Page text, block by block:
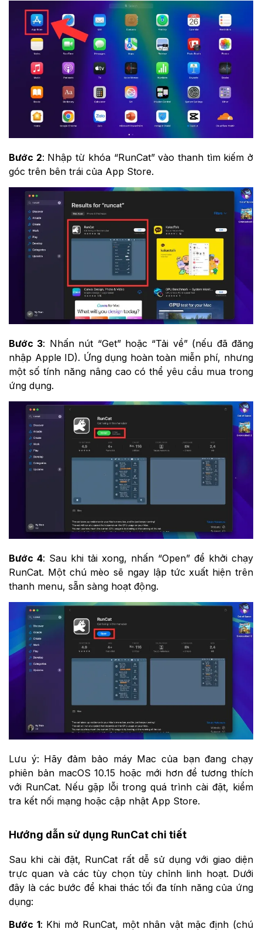
Bước 2: Nhập từ khóa “RunCat” vào thanh tìm kiếm ở
góc trên bên trái của App Store.
Bước 3: Nhấn nút “Get” hoặc “Tải về” (nếu đã đăng
nhập Apple ID). Ứng dụng hoàn toàn miễn phí, nhưng
một số tính năng nâng cao có thể yêu cầu mua trong
ứng dụng.
Bước 4: Sau khi tải xong, nhấn “Open” để khởi chạy
RunCat. Một chú mèo sẽ ngay lập tức xuất hiện trên
thanh menu, sẵn sàng hoạt động.
Lưu ý: Hãy đảm bảo máy Mac của bạn đang chạy
phiên bản macOS 10.15 hoặc mới hơn để tương thích
với RunCat. Nếu gặp lỗi trong quá trình cài đặt, kiểm
tra kết nối mạng hoặc cập nhật App Store.
Hướng dẫn sử dụng RunCat chi tiết
Sau khi cài đặt, RunCat rất dễ sử dụng với giao diện
trực quan và các tùy chọn tùy chỉnh linh hoạt. Dưới
đây là các bước để khai thác tối đa tính năng của ứng
dụng:
Bước 1: Khi mở RunCat, một nhân vật mặc định (chú